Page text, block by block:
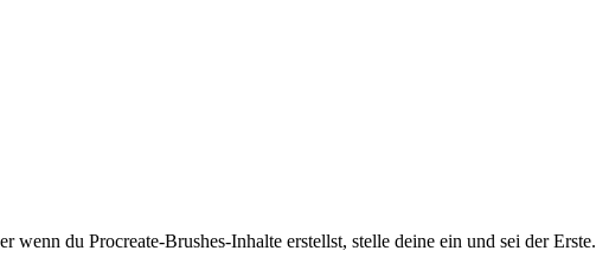
du Procreate-Brushes-Inhalte erstellst, stelle deine ein und sei der Erste.